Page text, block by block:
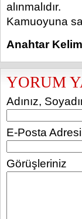
alınmalıdır.
Kamuoyuna
Anahtar
YORUM
Adınız,
E-Posta
Görüşleriniz